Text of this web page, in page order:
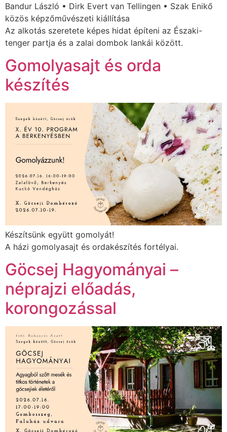
Bandur László • Dirk Evert van Tellingen • Szak Enikő
közös képzőművészeti kiállítása
Az alkotás szeretete képes hidat építeni az Északi-
tenger partja és a zalai dombok lankái között.
Gomolyasajt és orda
készítés
Készítsünk együtt gomolyát!
A házi gomolyasajt és ordakészítés fortélyai.
Göcsej Hagyományai –
néprajzi előadás,
korongozással